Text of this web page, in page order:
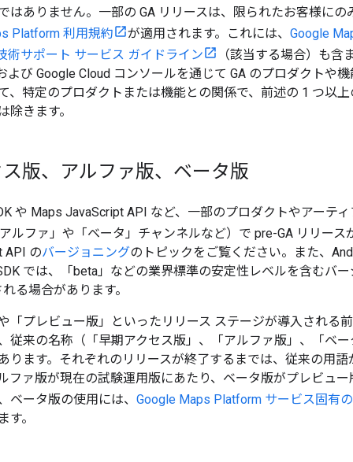
はありません。一部の GA リリースは、限られたお客様にの
Platform 利用規約
が適用されます。これには、 Google
術サポート サービス ガイドライン
（該当する場合）も含
よび Google Cloud コンソールを通じて GA のプロダクトや
、特定のプロダクトまたは機能との関係で、前述の 1 つ以
除きます。
版、アルファ版、ベータ版
や Maps JavaScript API など、一部のプロダクトやアーテ
ルファ」や「ベータ」チャンネルなど）で pre-GA リリース
API のバージョニングのトピックをご覧ください。また、
では、「beta」などの業界標準の安定性レベルを含むバ
る場合があります。
「プレビュー版」といったリリース ステージが導入される
従来の名称（「早期アクセス版」、「アルファ版」、「ベ
ります。それぞれのリリースが終了するまでは、従来の用
ファ版が現在の試験運用版にあたり、ベータ版がプレビュ
ベータ版の使用には、 Google Maps Platform サービス固有
す。